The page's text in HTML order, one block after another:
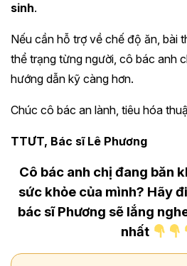
sinh.
Nếu cần hỗ trợ về chế độ ăn, bài
thể trạng từng người, cô bác anh
hướng dẫn kỹ càng hơn.
Chúc cô bác an lành, tiêu hóa
TTƯT, Bác sĩ Lê Phương
Cô bác anh chị đang băn
sức khỏe của mình? Hãy
bác sĩ Phương sẽ lắng
nhất